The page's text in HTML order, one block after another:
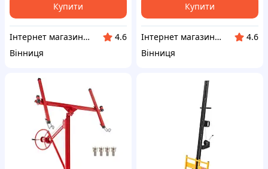
Купити
Інтернет магазин ➤ Титан
4.6
Вінниця
Купити
Інтернет магазин ➤ Титан
4.6
Вінниця